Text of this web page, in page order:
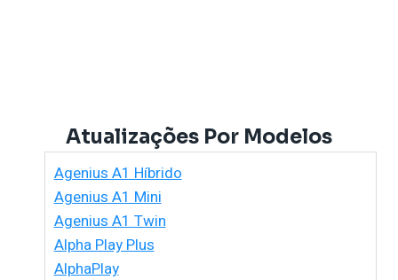
Atualizações Por Modelos
Agenius A1 Híbrido
Agenius A1 Mini
Agenius A1 Twin
Alpha Play Plus
AlphaPlay